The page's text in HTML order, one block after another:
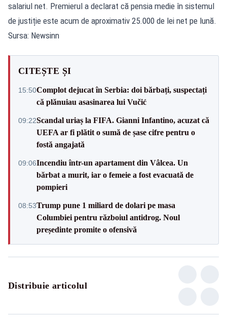
salariul net. Premierul a declarat că pensia medie în sistemul
de justiție este acum de aproximativ 25.000 de lei net pe lună.
Sursa: Newsinn
CITEȘTE ȘI
15:50Complot dejucat în Serbia: doi bărbați, suspectați
că plănuiau asasinarea lui Vučić
09:22Scandal uriaș la FIFA. Gianni Infantino, acuzat că
UEFA ar fi plătit o sumă de șase cifre pentru o
fostă angajată
09:06Incendiu într-un apartament din Vâlcea. Un
bărbat a murit, iar o femeie a fost evacuată de
pompieri
08:53Trump pune 1 miliard de dolari pe masa
Columbiei pentru războiul antidrog. Noul
președinte promite o ofensivă
Distribuie articolul